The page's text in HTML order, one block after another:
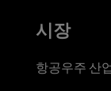
시장
항공우주 산